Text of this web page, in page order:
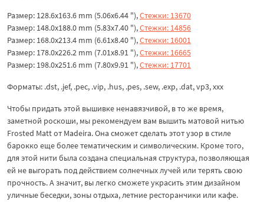
Размер: 128.6x163.6 mm (5.06x6.44 "),Стежки: 13670
Размер: 148.0x188.0 mm (5.83x7.40 "),Стежки: 14856
Размер: 168.0x213.4 mm (6.61x8.40 "),Стежки: 16001
Размер: 178.0x226.2 mm (7.01x8.91 "),Стежки: 16665
Размер: 198.0x251.6 mm (7.80x9.91 "),Стежки: 17701
Форматы: .dst, .jef, .pec, .vip, .hus, .pes, .sew, .exp, .dat, vp3, xxx
Чтобы придать этой вышивке ненавязчивой, в то же время,
заметной роскоши, мы рекомендуем вам вышить матовой нитью
Frosted Matt от Madeira. Она сможет сделать этот узор в стиле
барокко еще более тематическим и символическим. Кроме того,
для этой нити была создана специальная структура, позволяющая
ей не выгорать под действием солнечных лучей или терять свою
прочность. А значит, вы легко сможете украсить этим дизайном
уличные беседки, зоны отдыха, летние ресторанчики или кафе.